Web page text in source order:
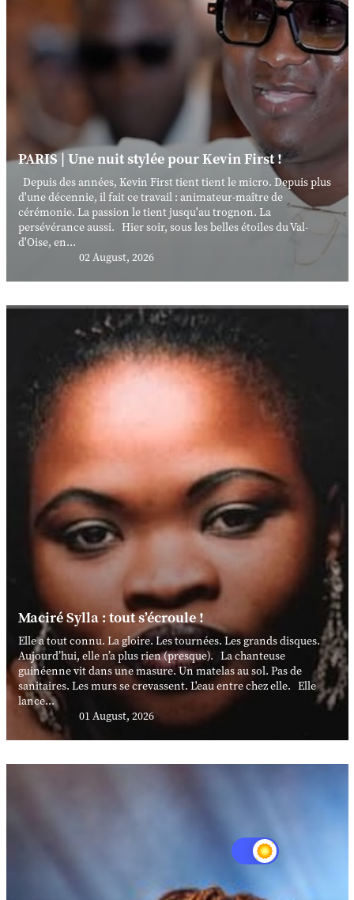
PARIS | Une nuit stylée pour Kevin First !
Depuis des années, Kevin First tient tient le micro. Depuis plus
d'une décennie, il fait ce travail : animateur-maître de
cérémonie. La passion le tient jusqu'au trognon. La
persévérance aussi. Hier soir, sous les belles étoiles du Val-
d'Oise, en...
02 August, 2026
Maciré Sylla : tout s’écroule !
Elle a tout connu. La gloire. Les tournées. Les grands disques.
Aujourd’hui, elle n’a plus rien (presque). La chanteuse
guinéenne vit dans une masure. Un matelas au sol. Pas de
sanitaires. Les murs se crevassent. L'eau entre chez elle. Elle
lance...
01 August, 2026